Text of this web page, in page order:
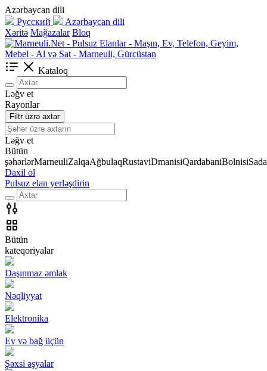
Azərbaycan dili
Русский
Azərbaycan dili
Xəritə Mağazalar Bloq
Kataloq
Ləğv et
Rayonlar
Filtr üzrə axtar
Ləğv et
Bütün
şəhərlərMarneuliZalqaAğbulaqRustaviDmanisiQardabaniBolnisi
Daxil ol
Pulsuz elan yerləşdirin
Bütün
kateqoriyalar
Daşınmaz əmlak
Nəqliyyat
Elektronika
Ev və bağ üçün
Şəxsi əşyalar